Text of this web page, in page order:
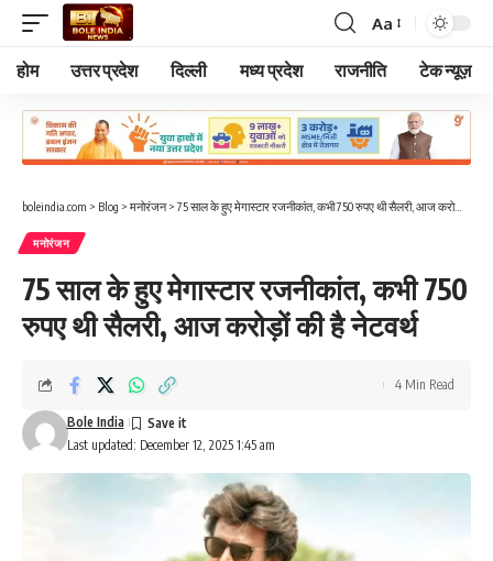
Font
Resizer
Aa
होम उत्तर प्रदेश दिल्ली मध्य प्रदेश राजनीति टेक न्यूज़
boleindia.com > Blog > मनोरंजन>75 साल के हुए मेगास्टार रजनीकांत, कभी 750 रुपए थी सैलरी, आज करोड़ों की है नेटवर्थ
मनोरंजन
75 साल के हुए मेगास्टार रजनीकांत, कभी 750
रुपए थी सैलरी, आज करोड़ों की है नेटवर्थ
Last updated: December 12, 2025 1:45 am
Bole India
4 Min Read